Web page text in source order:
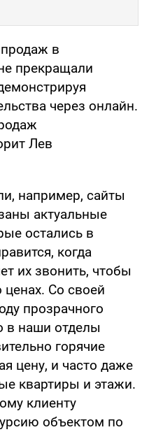
продаж в
прекращали
через онлайн.
Лев
например, сайты
актуальные
остались в
когда
их звонить, чтобы
Со своей
прозрачного
в наши отделы
горячие
цену, и часто даже
квартиры и этажи.
клиенту
объектом по